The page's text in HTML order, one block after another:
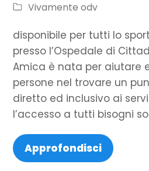
Vivamente odv
disponibile per tutti lo
presso l’Ospedale di
Amica è nata per aiutare
persone nel trovare un
diretto ed inclusivo ai
l’accesso a tutti bisogni
Approfondisci